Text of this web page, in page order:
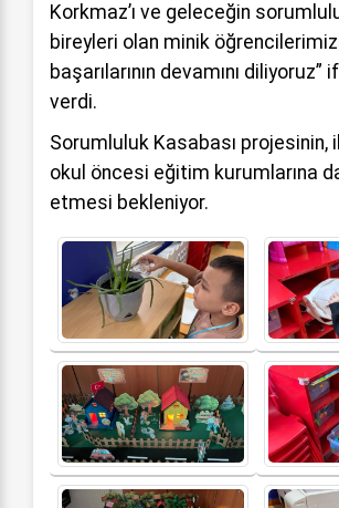
Korkmaz’ı ve geleceğin
bireyleri olan minik
başarılarının devamını
verdi.
Sorumluluk Kasabası projesinin,
okul öncesi eğitim kurumlarına
etmesi bekleniyor.